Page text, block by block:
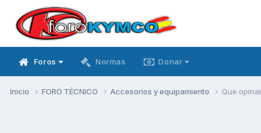
Foros Normas Donar
Inicio FORO TÉCNICO Accesorios y equipamiento Que